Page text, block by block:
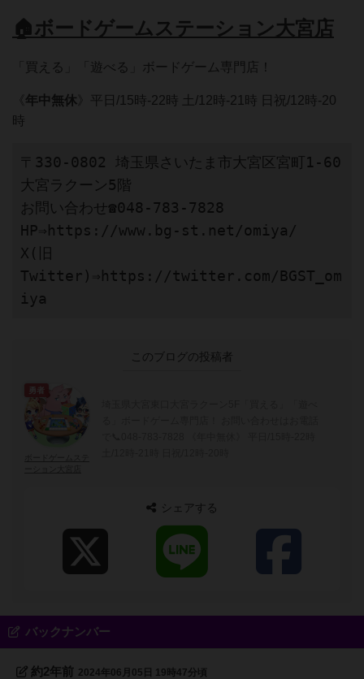
🏠ボードゲームステーション大宮店
「買える」「遊べる」ボードゲーム専門店！
年中無休 》平日/15時-22時 土/12時-21時 日祝/12時-20
時
〒330-0802 埼玉県さいたま市大宮区宮町1-60
大宮ラクーン5階
お問い合わせ☎048-783-7828
HP⇒https://www.bg-st.net/omiya/
X(旧
Twitter)⇒https://twitter.com/BGST_om
iya
このブログの投稿者
勇者
シェアする
バックナンバー
約2年前 2024年06月05日 19時47分頃